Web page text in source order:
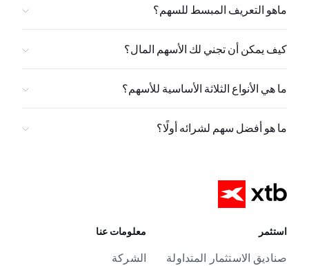
ماهو التعريف المبسط للسهم؟
كيف يمكن أن تجني لك الأسهم المال؟
ما هي الأنواع الثلاثة الأساسية للأسهم؟
ما هو أفضل سهم لشرائه أولًا؟
استثمر
صناديق الاستثمار المتداولة
معلومات عنا
الشركة